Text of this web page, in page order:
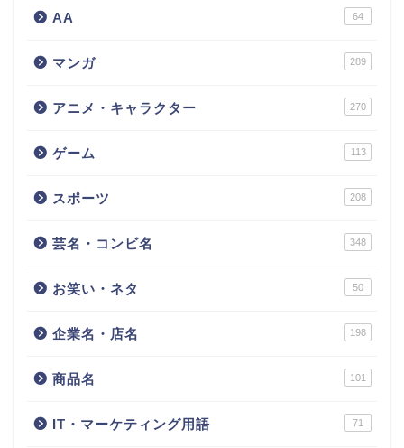
AA 64
マンガ 289
アニメ・キャラクター 270
ゲーム 113
スポーツ 208
芸名・コンビ名 348
お笑い・ネタ 50
企業名・店名 198
商品名 101
IT・マーケティング用語 71